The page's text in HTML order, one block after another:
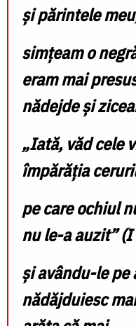
şi părintele
simţeam o
eram mai
nădejde şi
„Iată, văd cele
împărăţia
pe care ochiul
nu le-a auzit”
şi avându-le pe
nădăjduiesc